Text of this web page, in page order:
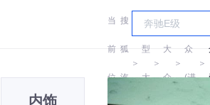
当
前
位
搜
狐
汽
＞
车
型
大
＞
大
众
＞
众
(进
＞
内饰